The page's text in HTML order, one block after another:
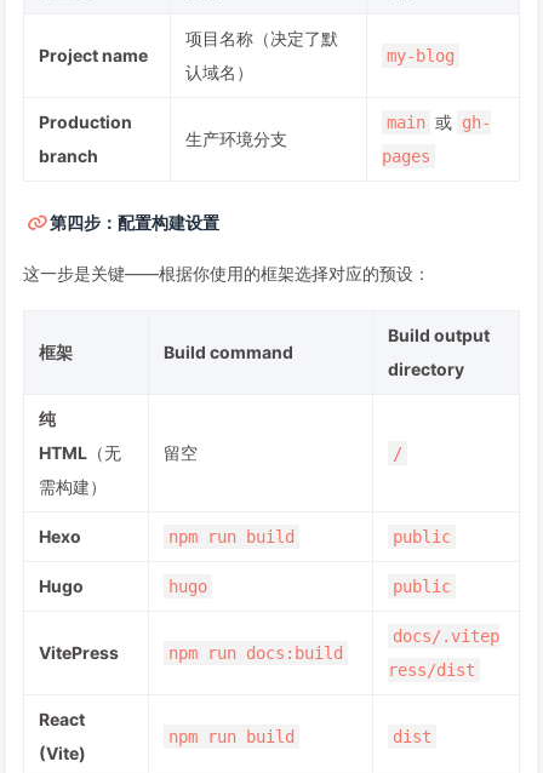
Project name
项目名称（决定了默
认域名）
my-blog
Production
branch
生产环境分支
main 或 gh-
pages
第四步：配置构建设置
这一步是关键——根据你使用的框架选择对应的预设：
框架 Build command
Build output
directory
纯
HTML （无
需构建）
留空 /
Hexo npm run build public
Hugo hugo public
VitePress npm run docs:build
docs/.vitep
ress/dist
React
(Vite)
npm run build dist